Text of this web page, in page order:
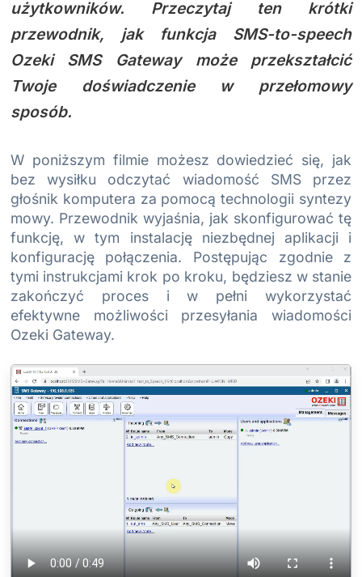
użytkowników. Przeczytaj ten krótki
przewodnik, jak funkcja SMS-to-speech
Ozeki SMS Gateway może przekształcić
Twoje doświadczenie w przełomowy
sposób.
W poniższym filmie możesz dowiedzieć się, jak
bez wysiłku odczytać wiadomość SMS przez
głośnik komputera za pomocą technologii syntezy
mowy. Przewodnik wyjaśnia, jak skonfigurować tę
funkcję, w tym instalację niezbędnej aplikacji i
konfigurację połączenia. Postępując zgodnie z
tymi instrukcjami krok po kroku, będziesz w stanie
zakończyć proces i w pełni wykorzystać
efektywne możliwości przesyłania wiadomości
Ozeki Gateway.